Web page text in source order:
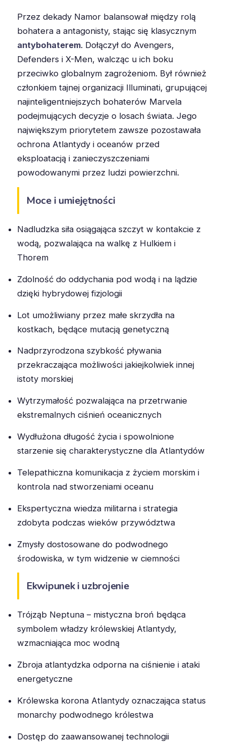
Przez dekady Namor balansował między rolą
bohatera a antagonisty, stając się klasycznym
antybohaterem. Dołączył do Avengers,
Defenders i X-Men, walcząc u ich boku
przeciwko globalnym zagrożeniom. Był również
członkiem tajnej organizacji Illuminati, grupującej
najinteligentniejszych bohaterów Marvela
podejmujących decyzje o losach świata. Jego
największym priorytetem zawsze pozostawała
ochrona Atlantydy i oceanów przed
eksploatacją i zanieczyszczeniami
powodowanymi przez ludzi powierzchni.
Moce i umiejętności
Nadludzka siła osiągająca szczyt w kontakcie z
wodą, pozwalająca na walkę z Hulkiem i
Thorem
Zdolność do oddychania pod wodą i na lądzie
dzięki hybrydowej fizjologii
Lot umożliwiany przez małe skrzydła na
kostkach, będące mutacją genetyczną
Nadprzyrodzona szybkość pływania
przekraczająca możliwości jakiejkolwiek innej
istoty morskiej
Wytrzymałość pozwalająca na przetrwanie
ekstremalnych ciśnień oceanicznych
Wydłużona długość życia i spowolnione
starzenie się charakterystyczne dla Atlantydów
Telepathiczna komunikacja z życiem morskim i
kontrola nad stworzeniami oceanu
Ekspertyczna wiedza militarna i strategia
zdobyta podczas wieków przywództwa
Zmysły dostosowane do podwodnego
środowiska, w tym widzenie w ciemności
Ekwipunek i uzbrojenie
Trójząb Neptuna – mistyczna broń będąca
symbolem władzy królewskiej Atlantydy,
wzmacniająca moc wodną
Zbroja atlantydzka odporna na ciśnienie i ataki
energetyczne
Królewska korona Atlantydy oznaczająca status
monarchy podwodnego królestwa
Dostęp do zaawansowanej technologii